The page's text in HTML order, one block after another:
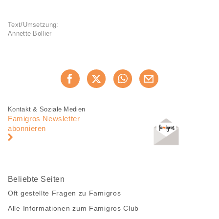
Text/Umsetzung:
Annette Bollier
Jetzt weiterempfehlen
Fusszeile
Fusszeile
Navigation
Kontakt & Soziale Medien
Famigros Newsletter
abonnieren
Beliebte Seiten
Oft gestellte Fragen zu Famigros
Alle Informationen zum Famigros Club